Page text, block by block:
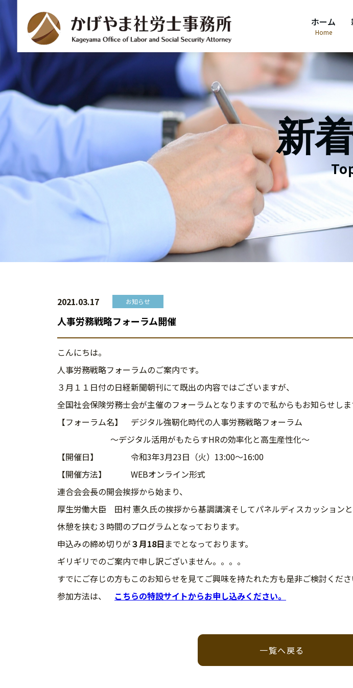
ホーム
Home
新
人事労務戦略フォーラム開催
2021.03.17 お知らせ
こんにちは。
人事労務戦略フォーラムのご案内です。
３月１１日付の日経新聞朝刊にて既出の内容ではございますが、
全国社会保険労務士会が主催のフォーラムとなりますので私からもお知らせしま
【フォーラム名】 デジタル強靭化時代の人事労務戦略フォーラム
～デジタル活用がもたらすHRの効率化と高生産性化～
【開催日】 令和3年3月23日（火）13:00～16:00
【開催方法】 WEBオンライン形式
連合会会長の開会挨拶から始まり、
厚生労働大臣 田村 憲久氏の挨拶から基調講演そしてパネルディスカッションと
休憩を挟む３時間のプログラムとなっております。
申込みの締め切りが３月18日 までとなっております。
ギリギリでのご案内で申し訳ございません。。。。
すでにご存じの方もこのお知らせを見てご興味を持たれた方も是非ご検討くださ
参加方法は、 こちらの特設サイトからお申し込みください。
一覧へ戻る